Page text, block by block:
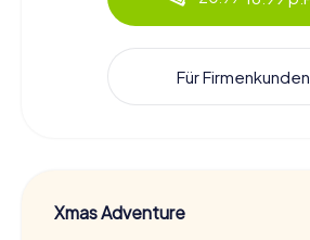
Für Firmenkunden
Xmas Adventure